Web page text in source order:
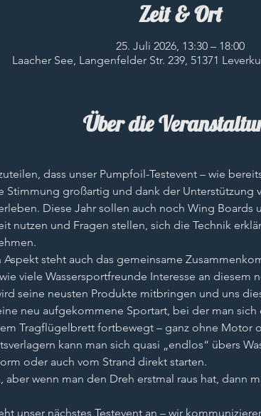
Zeit & Ort
25. Juli 2026, 13:30 – 18:00
Laacher See, Langenfelder Str. 239, 51371
Über die
dass unser Pumpfoil-Testevent – wie
Stimmung großartig und dank der Unterstützung
Diese Jahr sollen auch noch Wing Boards
nutzen und Fragen stellen, sich die Technik
steht auch das gemeinsame
viele Wassersportfreunde Interesse an diesem
seine neusten Produkte mitbringen und uns
neu aufgekommene Sportart, bei der man
Tragflügelbrett fortbewegt – ganz ohne Motor
kann man sich quasi „endlos“ übers
oder auch vom Strand direkt starten.
aber wenn man den Dreh erstmal raus hat, dann
unser nächstes Testevent an – wir